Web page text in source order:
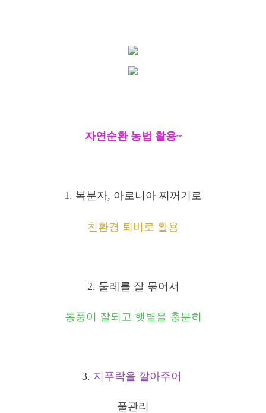
자연순환 농법 활용~
1. 복분자, 아로니아 찌꺼기로
친환경 퇴비로 활용
2. 둘레를 잘 묶어서
통풍이 잘되고 햇볕을 충분히
3. 지푸락을 깔아주어
풀관리